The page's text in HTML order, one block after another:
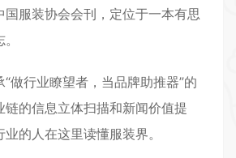
国服装协会会刊，定位于一本有思
“做行业瞭望者，当品牌助推器”的
链的信息立体扫描和新闻价值提
的人在这里读懂服装界。